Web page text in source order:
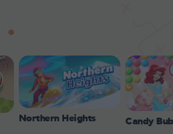
Northern Heights Candy